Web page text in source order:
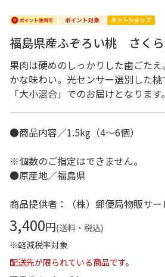
福島県産ふぞろい桃 さく
果肉は硬めのしっかりした歯ごた
かな味わい。光センサー選別した
「大小混合」でのお届けとなります。
●商品内容／1.5kg（4～6個）
※個数のご指定はできません。
●原産地／福島県
商品提供者：（株）郵便局物販サー
3,400円(送料・税込)
※軽減税率対象
配送先が限られている商品です。